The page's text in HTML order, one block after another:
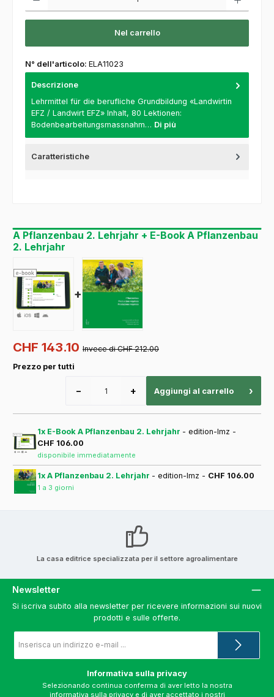
Nel carrello
N° dell'articolo: ELA11023
Descrizione
Lehrmittel für die berufliche Grundbildung «Landwirtin
EFZ / Landwirt EFZ» Inhalt, 80 Lektionen:
Bodenbearbeitungsmassnahm… Di più
Caratteristiche
A Pflanzenbau 2. Lehrjahr + E-Book A Pflanzenbau
2. Lehrjahr
+
CHF 143.10 Invece di CHF 212.00
Prezzo per tutti
− + Aggiungi al carrello ›
1x E-Book A Pflanzenbau 2. Lehrjahr - edition-lmz -
CHF 106.00
disponibile immediatamente
1x A Pflanzenbau 2. Lehrjahr - edition-lmz - CHF 106.00
1 a 3 giorni
La casa editrice specializzata per il settore agroalimentare
Newsletter
Si iscriva subito alla newsletter per ricevere informazioni sui nuovi
prodotti e sulle offerte.
e-
*
Informativa sulla privacy
informativa sulla privacy